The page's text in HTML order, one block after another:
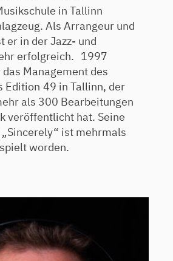
in Tallinn
Als Arrangeur und
er in der Jazz- und
erfolgreich. 1997
Management des
Edition 49 in Tallinn, der
als 300 Bearbeitungen
veröf­fentlicht hat. Seine
ist mehrmals
worden.